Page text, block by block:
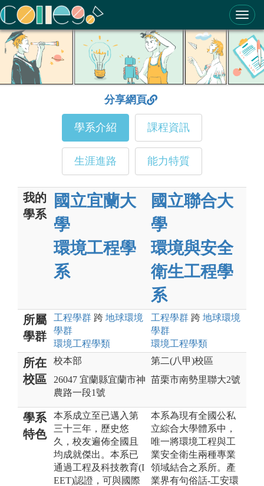
ColleGo! 大學選才與高中育才輔助系統
分享網頁
學系介紹 課程資訊
生涯進路 能力特質
我的
學系
國立宜蘭大
學
環境工程學
系
國立聯合大
學
環境與安全
衛生工程學
系
所屬
學群
工程學群 跨 地球環境
學群
環境工程學類
工程學群 跨 地球環境
學群
環境工程學類
所在
校區
校本部
26047 宜蘭縣宜蘭市神
農路一段1號
第二(八甲)校區
苗栗市南勢里聯大2號
學系
特色
本系成立至已邁入第
三十三年，歷史悠
久，校友遍佈全國且
均成就傑出。本系已
通過工程及科技教育(I
EET)認證，可與國際
本系為現有全國公私
立綜合大學體系中，
唯一將環境工程與工
業安全衛生兩種專業
領域結合之系所。產
業界有句俗話-工安環